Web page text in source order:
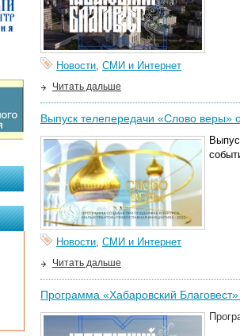
Новости, СМИ и Интернет
Читать дальше
Выпуск телепередачи «Слово веры»
Новости, СМИ и Интернет
Читать дальше
Программа «Хабаровский